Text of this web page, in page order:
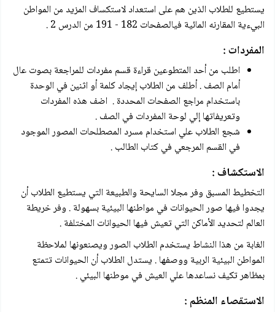
يستطيع للطلاب الذين هم على استعداد لاستكساف المزيد من المواطن
البيءية المقارنه المائية فيالصفحات 182 - 191 من الدرس 2 .
المفردات :
اطلب من أحد المتطوعين قراءة قسم مفردات للمراجعة بصوت عال
أمام الصف . أطلف من الطلاب إيجاد كلمة أو اثنين في الوحدة
باستخدام مراجع الصفحات المحددة . اضف هذه المفردات
وتعريفاتها إلي لوحة المفردات في الصف .
شجع الطلاب علي استخدام مسرد المصطلحات المصور الموجود
في القسم المرجعي في كتاب الطالب .
الاستكشاف :
التخطيط المسبق وفر مجلا السايحة والطبيعة التي يستطيع الطلاب أن
يجدوا فيها صور الحيوانات في مواطنها البيئية بسهولة . وفر خريطة
العالم لتحديد الأماكن التي تعيش فيها الحيوانات المختلفة .
الغابة من هذا النشاط يستخدم الطلاب الصور ويصنعونها لملاحظة
المواطن البيئية الربية ووصفها . يستدل الطلاب أن الحيوانات تتمتع
بمظاهر تكيف نساعدها علي العيش في موطنها البيئي .
الاستقصاء المنظم :